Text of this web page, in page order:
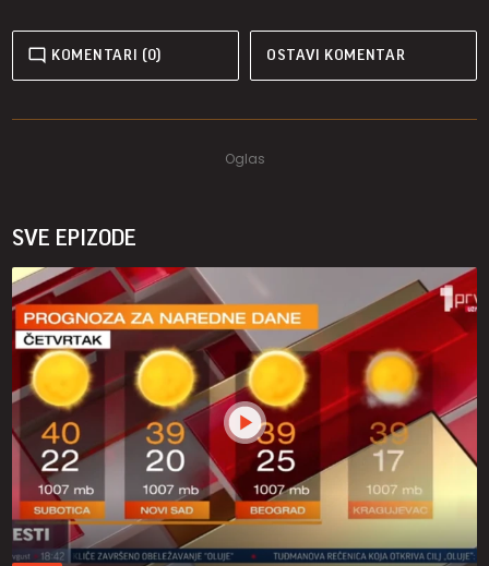
KOMENTARI (0) OSTAVI KOMENTAR
SVE EPIZODE